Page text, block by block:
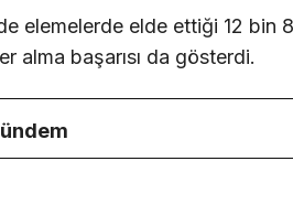
elemelerde elde ettiği 12 bin
alma başarısı da gösterdi.